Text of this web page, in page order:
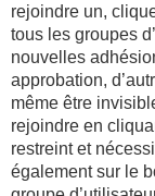
rejoindre un,
tous les groupes
nouvelles
approbation,
même être
rejoindre en
restreint et
également sur le